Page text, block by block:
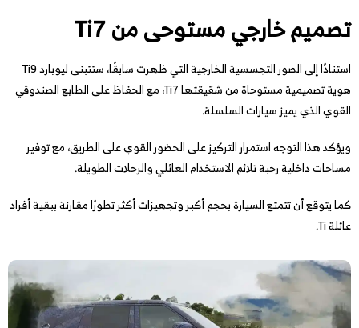
تصميم خارجي مستوحى من Ti7
استنادًا إلى الصور التجسسية الخارجية التي ظهرت سابقًا، ستتبنى ليوبارد Ti9
هوية تصميمية مستوحاة من شقيقتها Ti7، مع الحفاظ على الطابع الصندوقي
القوي الذي يميز سيارات السلسلة.
ويؤكد هذا التوجه استمرار التركيز على الحضور القوي على الطريق، مع توفير
مساحات داخلية رحبة تلائم الاستخدام العائلي والرحلات الطويلة.
كما يتوقع أن تتمتع السيارة بحجم أكبر وتجهيزات أكثر تطورًا مقارنة ببقية أفراد
عائلة Ti.